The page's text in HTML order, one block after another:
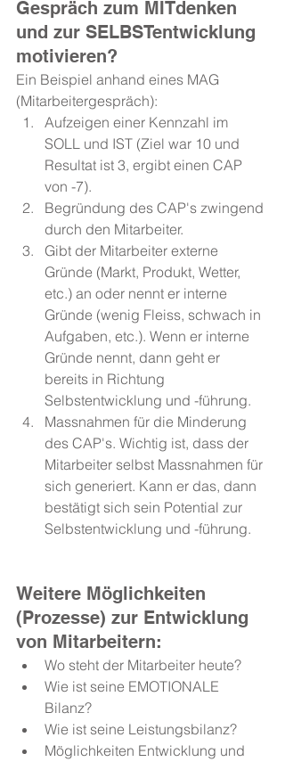
Gespräch zum MITdenken
und zur SELBSTentwicklung
motivieren?
Ein Beispiel anhand eines MAG
(Mitarbeitergespräch):
Aufzeigen einer Kennzahl im
SOLL und IST (Ziel war 10 und
Resultat ist 3, ergibt einen CAP
von -7).
Begründung des CAP's zwingend
durch den Mitarbeiter.
Gibt der Mitarbeiter externe
Gründe (Markt, Produkt, Wetter,
etc.) an oder nennt er interne
Gründe (wenig Fleiss, schwach in
Aufgaben, etc.). Wenn er interne
Gründe nennt, dann geht er
bereits in Richtung
Selbstentwicklung und -führung.
Massnahmen für die Minderung
des CAP's. Wichtig ist, dass der
Mitarbeiter selbst Massnahmen für
sich generiert. Kann er das, dann
bestätigt sich sein Potential zur
Selbstentwicklung und -führung.
Weitere Möglichkeiten
(Prozesse) zur Entwicklung
von Mitarbeitern:
Wo steht der Mitarbeiter heute?
Wie ist seine EMOTIONALE
Bilanz?
Wie ist seine Leistungsbilanz?
Möglichkeiten Entwicklung und